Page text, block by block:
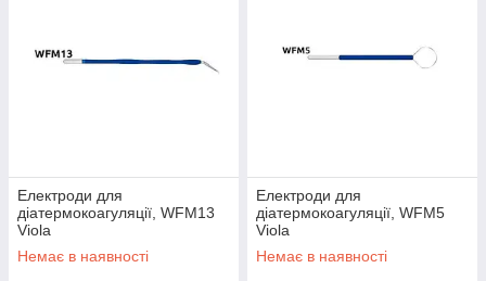
Електроди для
діатермокоагуляції, WFM13
Viola
Немає в наявності
Електроди для
діатермокоагуляції, WFM5
Viola
Немає в наявності